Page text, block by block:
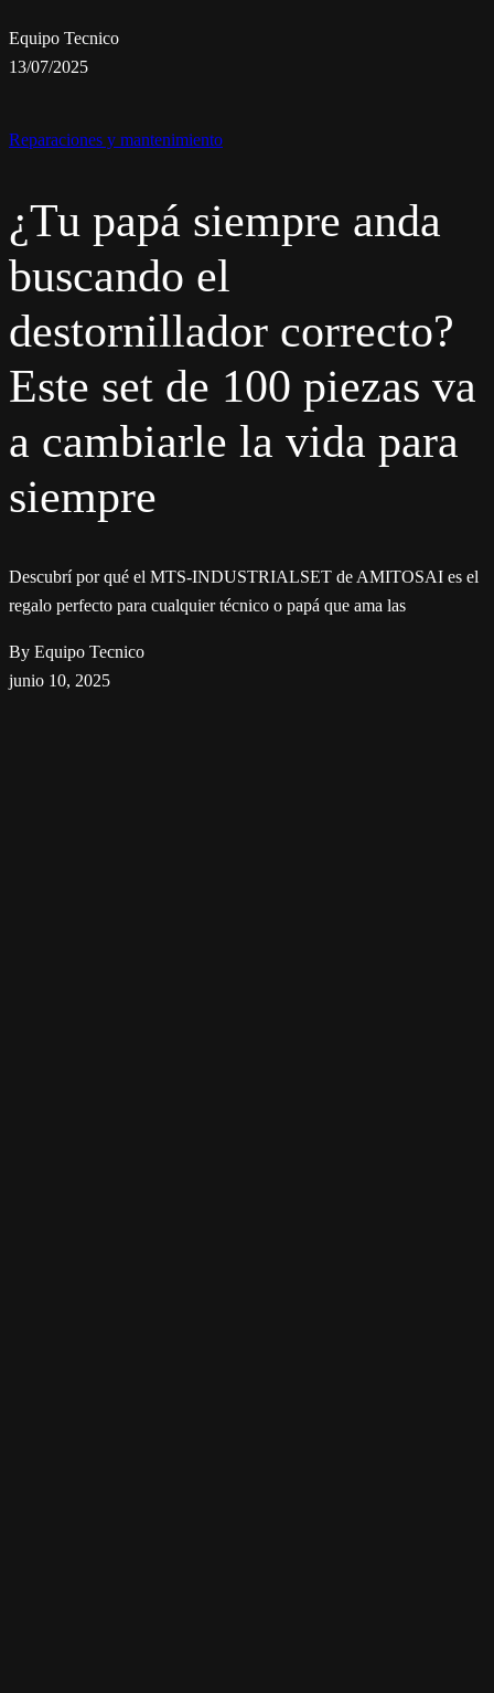
Equipo Tecnico
13/07/2025
Reparaciones y mantenimiento
¿Tu papá siempre anda
buscando el
destornillador correcto?
Este set de 100 piezas va
a cambiarle la vida para
siempre
Descubrí por qué el MTS-INDUSTRIALSET de AMITOSAI es el
regalo perfecto para cualquier técnico o papá que ama las
By Equipo Tecnico
junio 10, 2025